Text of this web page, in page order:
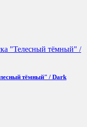
тёмный" / Dark